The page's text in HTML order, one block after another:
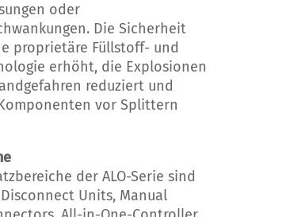
oder
Die Sicherheit
proprietäre Füllstoff- und
erhöht, die Explosionen
reduziert und
vor Splittern
der ALO-Serie sind
Units, Manual